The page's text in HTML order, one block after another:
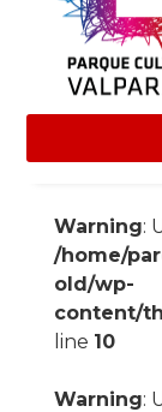
Warning:
/home/
old/wp-
content/
line 10
Warning: